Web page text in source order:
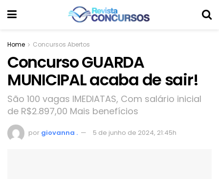
Home Concursos Abertos
Concurso GUARDA
MUNICIPAL acaba de sair!
São 100 vagas IMEDIATAS, Com salário inicial
de R$2.897,00 Mais benefícios
por giovanna . 5 de junho de 2024, 21:45h